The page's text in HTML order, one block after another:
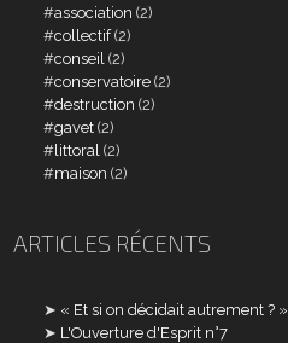
association (2)
collectif(2)
conseil (2)
conservatoire (2)
destruction (2)
gavet (2)
littoral (2)
maison (2)
ARTICLES RÉCENTS
« Et si on décidait autrement ? »
L'Ouverture d'Esprit n°7